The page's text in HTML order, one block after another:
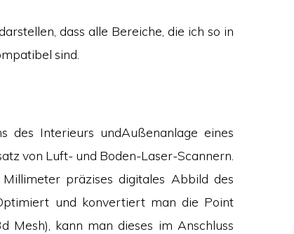
dass alle Bereiche, die ich so in
sind.
des Interieurs undAußenanlage eines
von Luft- und Boden-Laser-Scannern.
präzises digitales Abbild des
und konvertiert man die Point
Mesh), kann man dieses im Anschluss